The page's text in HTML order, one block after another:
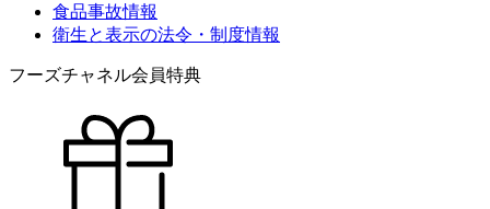
食品事故情報
衛生と表示の法令・制度情報
フーズチャネル会員特典